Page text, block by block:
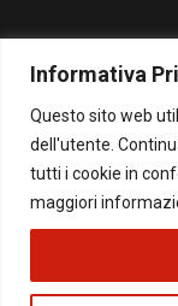
Informativa
Questo sito web
dell'utente.
tutti i cookie in
maggiori
© Copyright 2026 - Il